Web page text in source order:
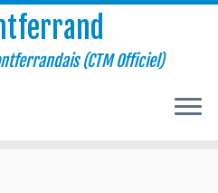
(CTM Officiel)